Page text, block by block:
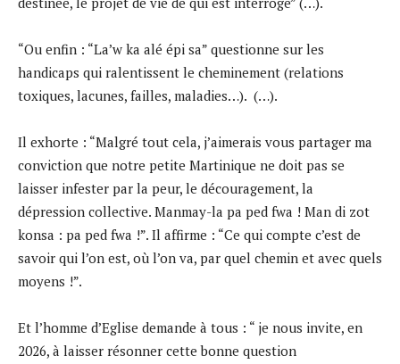
“Ou enfin : “La’w ka alé épi sa” questionne sur les
handicaps qui ralentissent le cheminement (relations
toxiques, lacunes, failles, maladies…). (…).
Il exhorte : “Malgré tout cela, j’aimerais vous partager ma
conviction que notre petite Martinique ne doit pas se
laisser infester par la peur, le découragement, la
dépression collective. Manmay-la pa ped fwa ! Man di zot
konsa : pa ped fwa !”. Il affirme : “Ce qui compte c’est de
savoir qui l’on est, où l’on va, par quel chemin et avec quels
moyens !”.
Et l’homme d’Eglise demande à tous : “ je nous invite, en
2026, à laisser résonner cette bonne question